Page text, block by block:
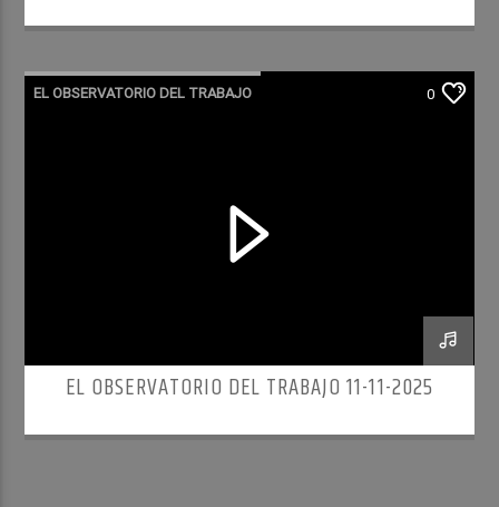
EL OBSERVATORIO DEL TRABAJO 0
EL OBSERVATORIO DEL TRABAJO 11-11-2025